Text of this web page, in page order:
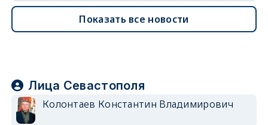
Показать все новости
Лица Севастополя
Колонтаев Константин Владимирович